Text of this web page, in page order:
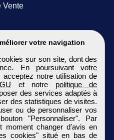
votre navigation
sur son site, dont des
En poursuivant votre
notre utilisation de
et notre politique de
des services adaptés à
des statistiques de visites.
ou de personnaliser vos
"Personnaliser". Par
moment changer d'avis en
cookies" situé en bas de
Vente